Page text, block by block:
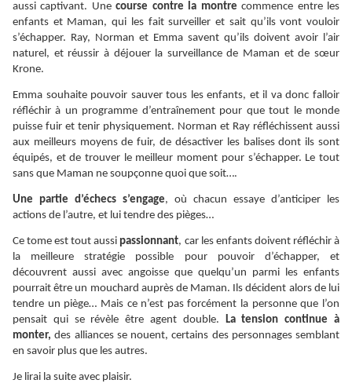
aussi captivant. Unecourse contre la montrecommence entre les
enfants et Maman, qui les fait surveiller et sait qu’ils vont vouloir
s’échapper. Ray, Norman et Emma savent qu’ils doivent avoir l’air
naturel, et réussir à déjouer la surveillance de Maman et de sœur
Krone.
Emma souhaite pouvoir sauver tous les enfants, et il va donc falloir
réfléchir à un programme d’entraînement pour que tout le monde
puisse fuir et tenir physiquement. Norman et Ray réfléchissent aussi
aux meilleurs moyens de fuir, de désactiver les balises dont ils sont
équipés, et de trouver le meilleur moment pour s’échapper. Le tout
sans que Maman ne soupçonne quoi que soit….
Une partie d’échecs s’engage, où chacun essaye d’anticiper les
actions de l’autre, et lui tendre des pièges…
Ce tome est tout aussi passionnant, car les enfants doivent réfléchir à
la meilleure stratégie possible pour pouvoir d’échapper, et
découvrent aussi avec angoisse que quelqu’un parmi les enfants
pourrait être un mouchard auprès de Maman. Ils décident alors de lui
tendre un piège… Mais ce n’est pas forcément la personne que l’on
pensait qui se révèle être agent double. La tension continue à
monter, des alliances se nouent, certains des personnages semblant
en savoir plus que les autres.
Je lirai la suite avec plaisir.